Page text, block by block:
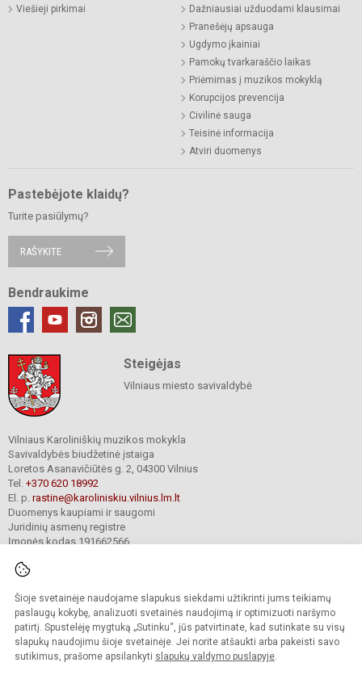
Šioje svetainėje naudojame slapukus siekdami užtikrinti jums teikiamų
paslaugų kokybę, analizuoti svetainės naudojimą ir optimizuoti naršymo
patirtį. Spustelėję mygtuką „Sutinku“, jūs patvirtinate, kad sutinkate su visų
slapukų naudojimu šioje svetainėje. Jei norite atšaukti arba pakeisti savo
sutikimus, prašome apsilankyti slapukų valdymo puslapyje.
Viešieji pirkimai
Dažniausiai užduodami klausimai
Pranešėjų apsauga
Ugdymo įkainiai
Pamokų tvarkaraščio laikas
Priėmimas į muzikos mokyklą
Korupcijos prevencija
Civilinė sauga
Teisinė informacija
Atviri duomenys
Pastebėjote klaidų?
Turite pasiūlymų?
RAŠYKITE
Bendraukime
Steigėjas
Vilniaus miesto savivaldybė
Vilniaus Karoliniškių muzikos mokykla
Savivaldybės biudžetinė įstaiga
Loretos Asanavičiūtės g. 2, 04300 Vilnius
Tel. +370 620 18992
El. p. rastine@karoliniskiu.vilnius.lm.lt
Duomenys kaupiami ir saugomi
Juridinių asmenų registre
Įmonės kodas 191662566
© 2025. Vilniaus Karoliniškių muzikos mokykla. Visos teisės saugomos.
Kopijuoti turinį be raštiško įstaigos administracijos sutikimo griežtai draudžiama.
Versija neįgaliesiems Slapukų valdymas
Sumanus būdas atnaujinti